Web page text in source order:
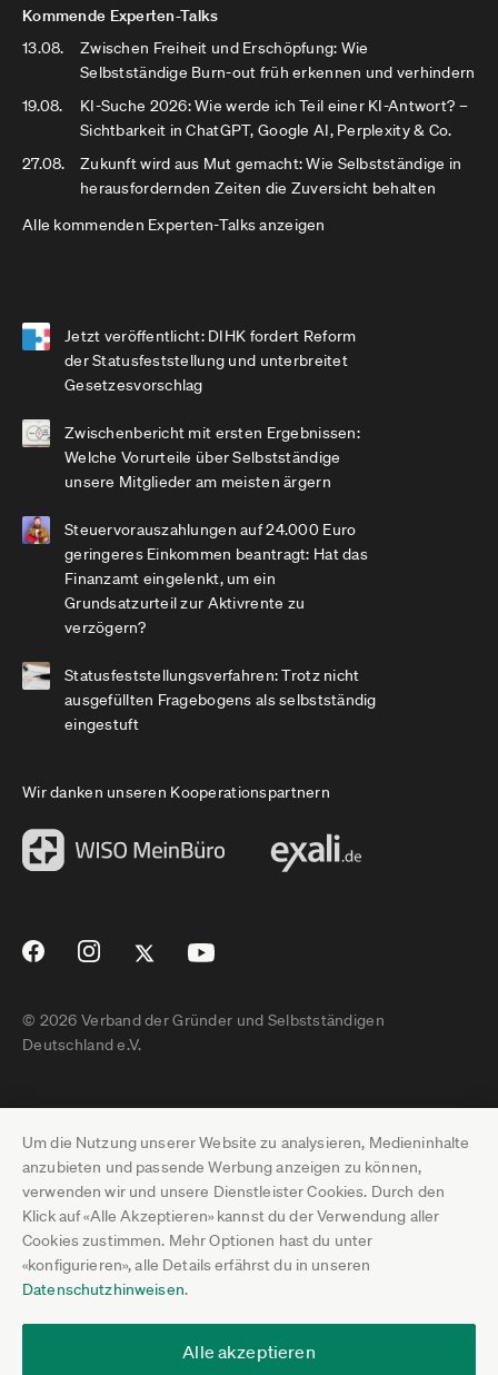
Um die Nutzung unserer Website zu analysieren, Medieninhalte
anzubieten und passende Werbung anzeigen zu können,
verwenden wir und unsere Dienstleister Cookies. Durch den
Klick auf «Alle Akzeptieren» kannst du der Verwendung aller
Cookies zustimmen. Mehr Optionen hast du unter
«konfigurieren», alle Details erfährst du in unseren
Datenschutzhinweisen.
Alle akzeptieren
Kommende Experten-Talks
13.08.
Zwischen Freiheit und Erschöpfung: Wie
Selbstständige Burn-out früh erkennen und verhindern
19.08.
KI-Suche 2026: Wie werde ich Teil einer KI-Antwort? –
Sichtbarkeit in ChatGPT, Google AI, Perplexity & Co.
27.08.
Zukunft wird aus Mut gemacht: Wie Selbstständige in
herausfordernden Zeiten die Zuversicht behalten
Alle kommenden Experten-Talks anzeigen
Jetzt veröffentlicht: DIHK fordert Reform
der Statusfeststellung und unterbreitet
Gesetzesvorschlag
Zwischenbericht mit ersten Ergebnissen:
Welche Vorurteile über Selbstständige
unsere Mitglieder am meisten ärgern
Steuervorauszahlungen auf 24.000 Euro
geringeres Einkommen beantragt: Hat das
Finanzamt eingelenkt, um ein
Grundsatzurteil zur Aktivrente zu
verzögern?
Statusfeststellungsverfahren: Trotz nicht
ausgefüllten Fragebogens als selbstständig
eingestuft
Wir danken unseren Kooperationspartnern
© 2026 Verband der Gründer und Selbstständigen
Deutschland e.V.
Impressum
Datenschutz
Pressebereich
Jobs